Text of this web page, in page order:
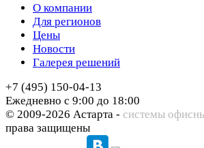
О компании
Для регионов
Цены
Новости
Галерея решений
+7 (495) 150-04-13
Ежедневно с 9:00 до 18:00
© 2009-2026 Астарта - системы
права защищены